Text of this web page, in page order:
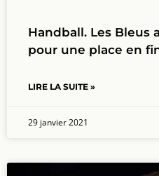
Handball. Les Bleus
pour une place en
LIRE LA SUITE »
29 janvier 2021